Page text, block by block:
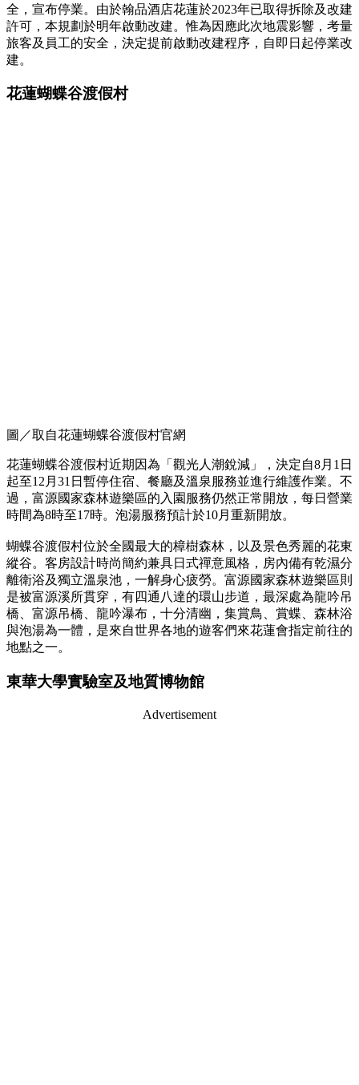
全，宣布停業。由於翰品酒店花蓮於2023年已取得拆除及改建
許可，本規劃於明年啟動改建。惟為因應此次地震影響，考量
旅客及員工的安全，決定提前啟動改建程序，自即日起停業改
建。
花蓮蝴蝶谷渡假村
圖／取自花蓮蝴蝶谷渡假村官網
花蓮蝴蝶谷渡假村近期因為「觀光人潮銳減」，決定自8月1日
起至12月31日暫停住宿、餐廳及溫泉服務並進行維護作業。不
過，富源國家森林遊樂區的入園服務仍然正常開放，每日營業
時間為8時至17時。泡湯服務預計於10月重新開放。
蝴蝶谷渡假村位於全國最大的樟樹森林，以及景色秀麗的花東
縱谷。客房設計時尚簡約兼具日式禪意風格，房內備有乾濕分
離衛浴及獨立溫泉池，一解身心疲勞。富源國家森林遊樂區則
是被富源溪所貫穿，有四通八達的環山步道，最深處為龍吟吊
橋、富源吊橋、龍吟瀑布，十分清幽，集賞鳥、賞蝶、森林浴
與泡湯為一體，是來自世界各地的遊客們來花蓮會指定前往的
地點之一。
東華大學實驗室及地質博物館
Advertisement